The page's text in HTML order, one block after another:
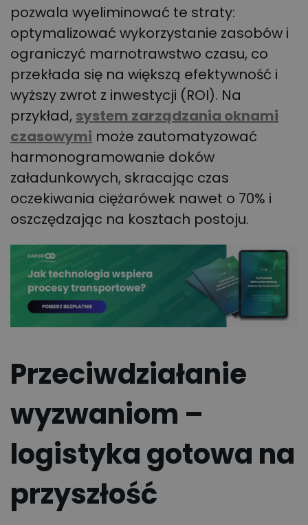
pozwala wyeliminować te straty:
optymalizować wykorzystanie zasobów i
ograniczyć marnotrawstwo czasu, co
przekłada się na większą efektywność i
wyższy zwrot z inwestycji (ROI). Na
przykład, system zarządzania oknami
czasowymi może zautomatyzować
harmonogramowanie doków
załadunkowych, skracając czas
oczekiwania ciężarówek nawet o 70% i
oszczędzając na kosztach postoju.
Przeciwdziałanie
wyzwaniom –
logistyka gotowa na
przyszłość